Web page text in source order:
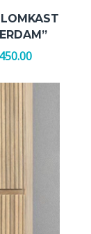
450.00